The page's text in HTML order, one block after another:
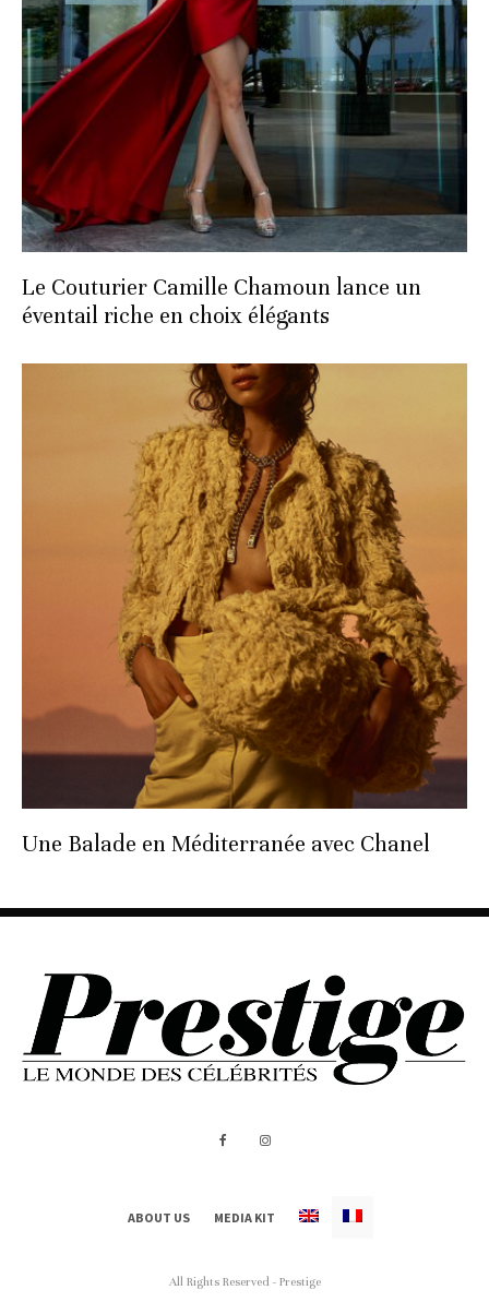
Le Couturier Camille Chamoun lance un
éventail riche en choix élégants
Une Balade en Méditerranée avec Chanel
ABOUT US MEDIA KIT
All Rights Reserved - Prestige